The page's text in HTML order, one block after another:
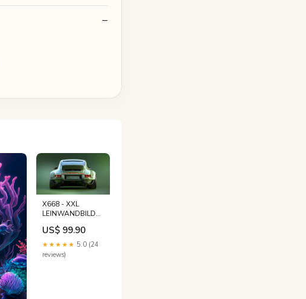
X668 - XXL
LEINWANDBILDER
LEINWANDDRUCK
MIT
HOLZRAHMEN -
Porsche grün
US$ 99.90
★★★★★ 5.0 (24
reviews)